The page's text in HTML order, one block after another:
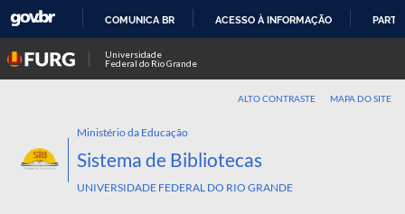
COMUNICA BR ACESSO À INFORMAÇÃO
Universidade
Federal do Rio Grande
ALTO CONTRASTE MAPA DO SITE
Ministério da Educação
Sistema de Bibliotecas
UNIVERSIDADE FEDERAL DO RIO GRANDE